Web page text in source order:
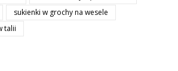
sukienki w grochy na wesele
talii